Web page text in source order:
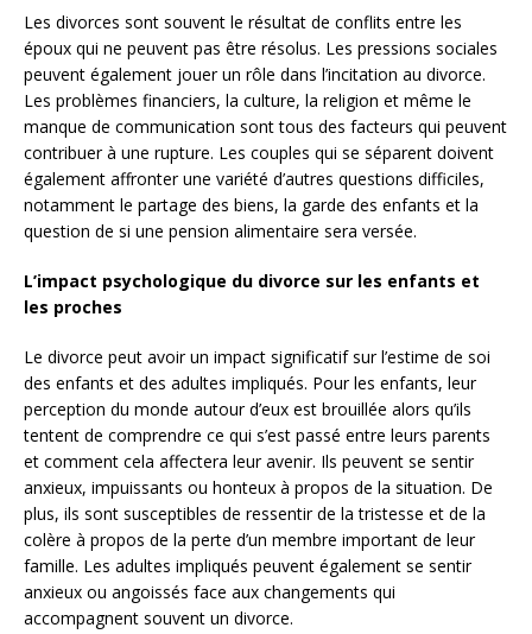
Les divorces sont souvent le résultat de conflits entre les
époux qui ne peuvent pas être résolus. Les pressions sociales
peuvent également jouer un rôle dans l’incitation au divorce.
Les problèmes financiers, la culture, la religion et même le
manque de communication sont tous des facteurs qui peuvent
contribuer à une rupture. Les couples qui se séparent doivent
également affronter une variété d’autres questions difficiles,
notamment le partage des biens, la garde des enfants et la
question de si une pension alimentaire sera versée.
L’impact psychologique du divorce sur les enfants et
les proches
Le divorce peut avoir un impact significatif sur l’estime de soi
des enfants et des adultes impliqués. Pour les enfants, leur
perception du monde autour d’eux est brouillée alors qu’ils
tentent de comprendre ce qui s’est passé entre leurs parents
et comment cela affectera leur avenir. Ils peuvent se sentir
anxieux, impuissants ou honteux à propos de la situation. De
plus, ils sont susceptibles de ressentir de la tristesse et de la
colère à propos de la perte d’un membre important de leur
famille. Les adultes impliqués peuvent également se sentir
anxieux ou angoissés face aux changements qui
accompagnent souvent un divorce.